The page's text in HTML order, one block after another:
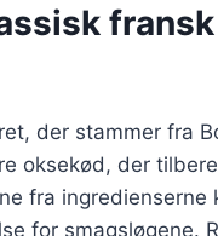
der stammer fra
oksekød, der
fra
for smagsløgene.